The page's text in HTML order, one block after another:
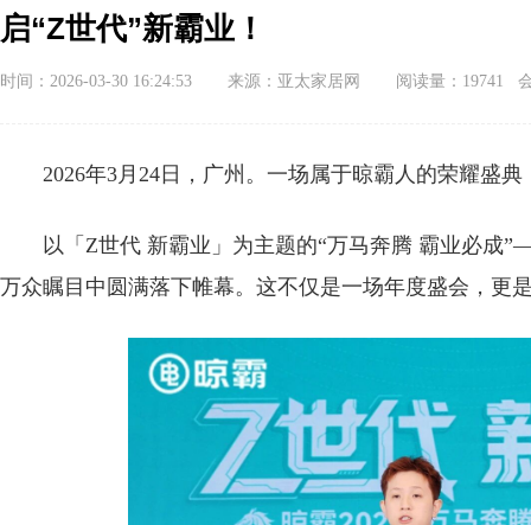
启“Z世代”新霸业！
时间：2026-03-30 16:24:53 来源：亚太家居网 阅读量：19741
2026年3月24日，广州。一场属于晾霸人的荣耀盛
以「Z世代 新霸业」为主题的“万马奔腾 霸业必成
万众瞩目中圆满落下帷幕。这不仅是一场年度盛会，更